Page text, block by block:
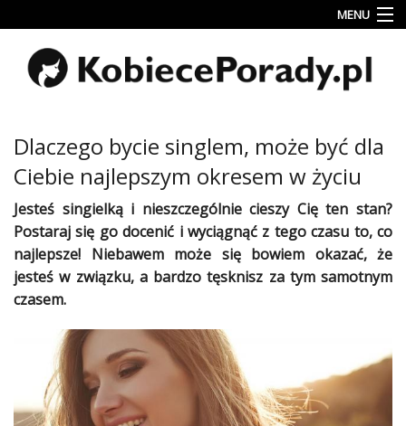
MENU
Uroda
Miłość
Rodzina
&
Dziecko
Przepisy
kulinarne
Kobiece
Wnętrza
Fitness
Dlaczego bycie singlem, może być dla
Ciebie najlepszym okresem w życiu
Jesteś singielkąi nieszczególnie cieszy Cię ten stan?
Postaraj się go docenić i wyciągnąć z tego czasu to, co
najlepsze! Niebawem może się bowiem okazać, że
jesteś w związku, a bardzo tęsknisz za tym samotnym
czasem.